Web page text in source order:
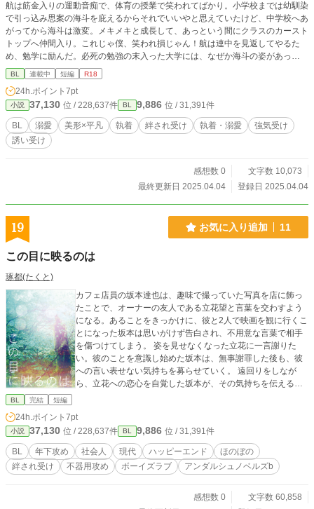
航は筋金入りの運動音痴で、体育の授業で笑われてばかり。小学校までは幼馴染
で引っ込み思案の海斗を庇えるからそれでいいやと思えていたけど、中学校へあ
がってから海斗は激変。メキメキと成長して、あっという間にクラスのカースト
トップへ仲間入り。これじゃ僕、笑われ損じゃん！航は連中を見返してやるた
め、勉学に励んだ。必死の勉強の末入った大学には、なぜか海斗の姿があっ
て……！？ ずっと航が好きだったと求愛する海斗に絆されて、お付き合いをは
じめる航。だけどいつまでたっても手を出されなくて、やきもきしてしまう。そ
して付き合って一年になろうかというとき、航はとうとう海斗を押し倒す――。
航は幼馴染の溺愛で幸せになってWIN、海斗は大好きな幼馴染に求められてWI
N。WIN-WINないちゃらぶ初夜の火蓋が今、切って落とされる――！ ※ムーン
ライトノベルズ、アルファポリス、pixivへ掲載しています
BL 連載中 短編 R18
24h.ポイント 7pt
小説 37,130 位 / 228,637件 BL 9,886 位 / 31,391件
BL 溺愛 美形×平凡 執着 絆され受け 執着・溺愛
強気受け
誘い受け
感想数 0
文字数 10,073
最終更新日 2025.04.04
登録日 2025.04.04
19 お気に入り追加 11
この目に映るのは
琢都(たくと)
カフェ店員の坂本達也は、趣味で撮っていた写真を店に飾っ
たことで、オーナーの友人である立花望と言葉を交わすよう
になる。あることをきっかけに、彼と2人で映画を観に行くこ
とになった坂本は思いがけず告白され、不用意な言葉で相手
を傷つけてしまう。 姿を見せなくなった立花に一言謝りた
い。彼のことを意識し始めた坂本は、無事謝罪した後も、彼
への言い表せない気持ちを募らせていく。 遠回りをしなが
ら、立花への恋心を自覚した坂本が、その気持ちを伝えるま
BL 完結 短編
24h.ポイント 7pt
小説 37,130 位 / 228,637件 BL 9,886 位 / 31,391件
BL 年下攻め 社会人 現代 ハッピーエンド
ほのぼの
絆され受け
不器用攻め ボーイズラブ アンダルシュノベルズb
感想数 0
文字数 60,858